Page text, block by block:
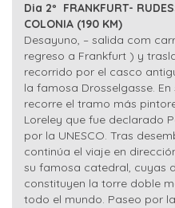
Dia 2º FRANKFURT-
COLONIA (190 KM)
Desayuno, – salida com
regreso a Frankfurt ) y
recorrido por el casco
la famosa Drosselgasse.
recorre el tramo más
Loreley que fue declarado
por la UNESCO. Tras
continúa el viaje en
su famosa catedral, cuyas
constituyen la torre doble
todo el mundo. Paseo por